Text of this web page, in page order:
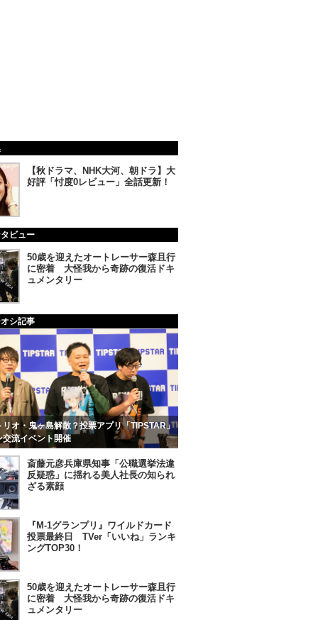
【秋ドラマ、NHK大河、朝ドラ】大
好評「忖度0レビュー」全話更新！
ビュー
50歳を迎えたオートレーサー森且行
に密着 大怪我から奇跡の復活ドキ
ュメンタリー
シ記事
リオ・鬼ヶ島解散？投票アプリ「TIPSTAR」
交流イベント開催
斎藤元彦兵庫県知事「公職選挙法違
反疑惑」に揺れる美人社長の知られ
ざる素顔
『M-1グランプリ』ワイルドカード
投票最終日 TVer「いいね」ランキ
ングTOP30！
50歳を迎えたオートレーサー森且行
に密着 大怪我から奇跡の復活ドキ
ュメンタリー